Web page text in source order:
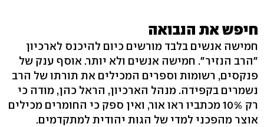
חיפש את הנבואה
חמישה אנשים בלבד מורשים כיום להיכנס לארכיון
"הרב הנזיר". חמישה אנשים ולא יותר. אוסף ענק של
פנקסים, רשומות וספרים המכילים את תורתו של הרב
נשמרים בקפידה. מנהל הארכיון, הראל כהן, מודה כי
רק 10% מכתביו ראו אור, ואין ספק כי החומרים מכילים
אוצר מהפכני למדי של הגות יהודית למתקדמים.